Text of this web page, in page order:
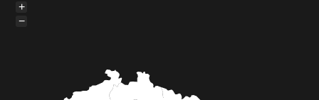
+
−